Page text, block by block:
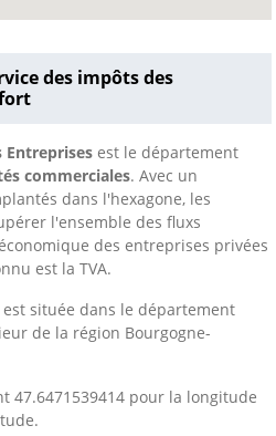
des impôts des
Entreprises est le département
commerciales. Avec un
dans l'hexagone, les
l'ensemble des fluxs
des entreprises privées
est la TVA.
est située dans le département
de la région Bourgogne-
47.6471539414 pour la longitude